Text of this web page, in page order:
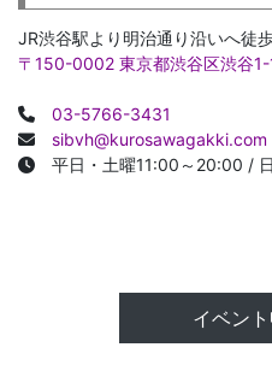
JR渋谷駅より明治通り沿いへ徒
〒150-0002 東京都渋谷区渋谷
03-5766-3431
sibvh@kurosawagakki.com
平日・土曜11:00～20:00 /
イベン